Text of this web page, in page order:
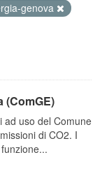
genova
(ComGE)
ad uso del Comune
di CO2. I